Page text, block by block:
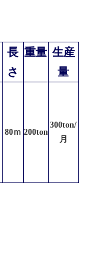
長
さ
重量 生産
量
80ｍ 200ton
300ton/
月